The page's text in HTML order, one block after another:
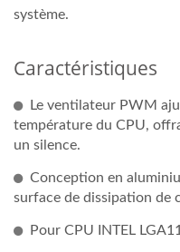
système.
Caractéristiques
Le ventilateur PWM
température du CPU,
un silence.
Conception en
surface de dissipation de
Pour CPU INTEL